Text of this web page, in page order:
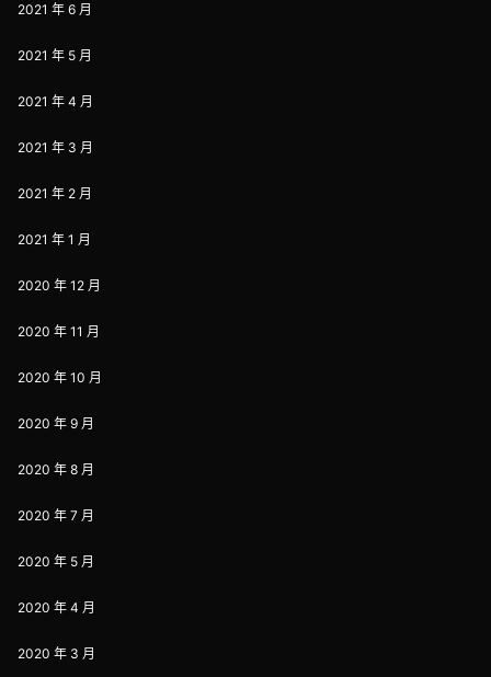
2021 年 6 月
2021 年 5 月
2021 年 4 月
2021 年 3 月
2021 年 2 月
2021 年 1 月
2020 年 12 月
2020 年 11 月
2020 年 10 月
2020 年 9 月
2020 年 8 月
2020 年 7 月
2020 年 5 月
2020 年 4 月
2020 年 3 月